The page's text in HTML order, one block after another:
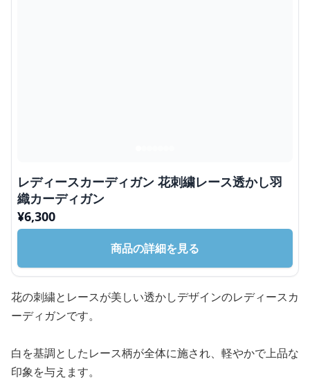
レディースカーディガン 花刺繍レース透かし羽
織カーディガン
¥6,300
商品の詳細を見る
花の刺繍とレースが美しい透かしデザインのレディースカ
ーディガンです。
白を基調としたレース柄が全体に施され、軽やかで上品な
印象を与えます。